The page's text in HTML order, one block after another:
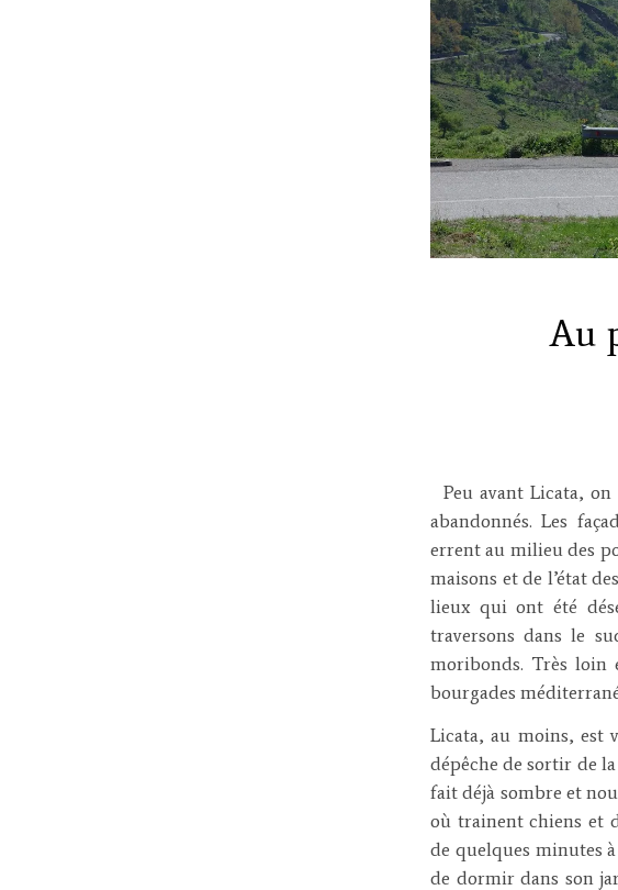
Au
Peu avant Licata,
abandonnés. Les
errent au milieu des
maisons et de l’état
lieux qui ont été
traversons dans le
moribonds. Très loin
bourgades
Licata, au moins, est
dépêche de sortir de
fait déjà sombre et
où trainent chiens et
de quelques minutes
de dormir dans son